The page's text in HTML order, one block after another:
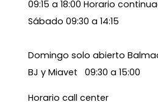
09:15 a 18:00 Horario
Sábado 09:30 a 14:15
Domingo solo abierto
BJ y Miavet 09:30 a 15:00
Horario call center